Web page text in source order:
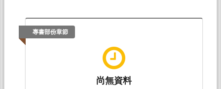
專書部份章節
尚無資料